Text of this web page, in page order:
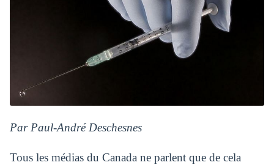
Par Paul-André Deschesnes
Tous les médias du Canada ne parlent que de cela